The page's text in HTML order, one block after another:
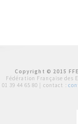
Copyright © 2015
Fédération Française des
01 39 44 65 80 | contact :